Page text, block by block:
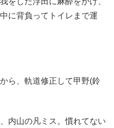
に背負ってトイレまで運
ら、軌道修正して甲野(鈴
内山の凡ミス。慣れてない